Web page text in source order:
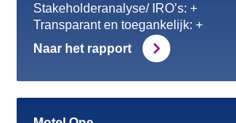
Stakeholderanalyse/ IRO’s: +
Transparant en toegankelijk: +
Naar het rapport